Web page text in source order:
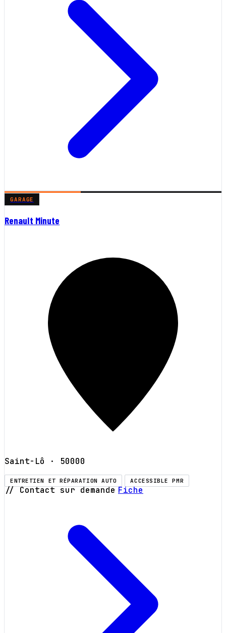
GARAGE
Renault Minute
Saint-Lô · 50000
ENTRETIEN ET RÉPARATION AUTO ACCESSIBLE PMR
// Contact sur demande Fiche